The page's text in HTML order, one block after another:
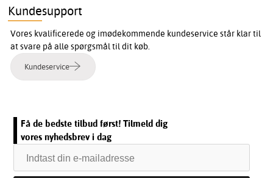
Kundesupport
Vores kvalificerede og imødekommende kundeservice står klar til
at svare på alle spørgsmål til dit køb.
Kundeservice
Få de bedste tilbud først! Tilmeld dig
vores nyhedsbrev i dag